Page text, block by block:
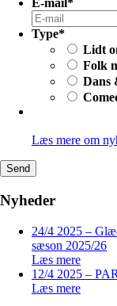
E-mail*
Type*
Lidt
Folk
Dans
Læs mere om
Send
Nyheder
24/4 2025 –
sæson 2025/26
Læs mere
12/4 2025 –
Læs mere